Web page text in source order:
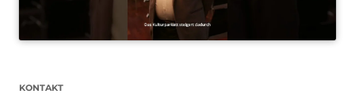
KONTAKT